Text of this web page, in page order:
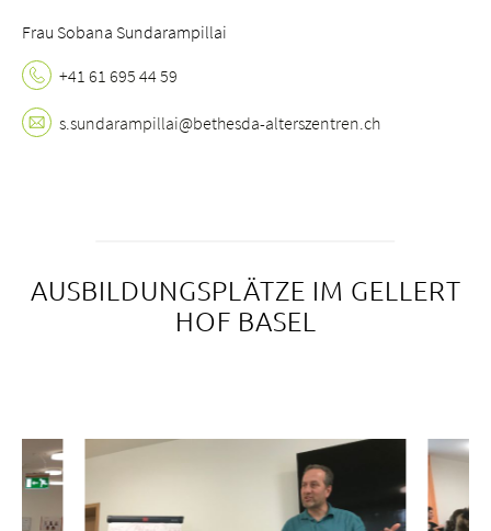
Frau Sobana Sundarampillai
+41 61 695 44 59
s. sundarampillai@bethesda-alterszentren. ch
AUSBILDUNGSPLÄTZE IM GELLERT
HOF BASEL